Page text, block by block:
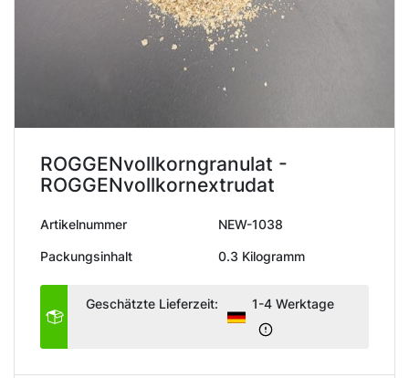
ROGGENvollkorngranulat -
ROGGENvollkornextrudat
Artikelnummer NEW-1038
Packungsinhalt 0.3 Kilogramm
Geschätzte Lieferzeit: 1-4 Werktage